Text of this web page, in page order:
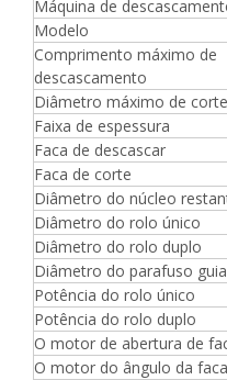
Máquina de
Modelo
Comprimento máximo de
descascamento
Diâmetro máximo de corte
Faixa de espessura
Faca de descascar
Faca de corte
Diâmetro do núcleo
Diâmetro do rolo único
Diâmetro do rolo duplo
Diâmetro do parafuso guia
Potência do rolo único
Potência do rolo duplo
O motor de abertura de
O motor do ângulo da faca